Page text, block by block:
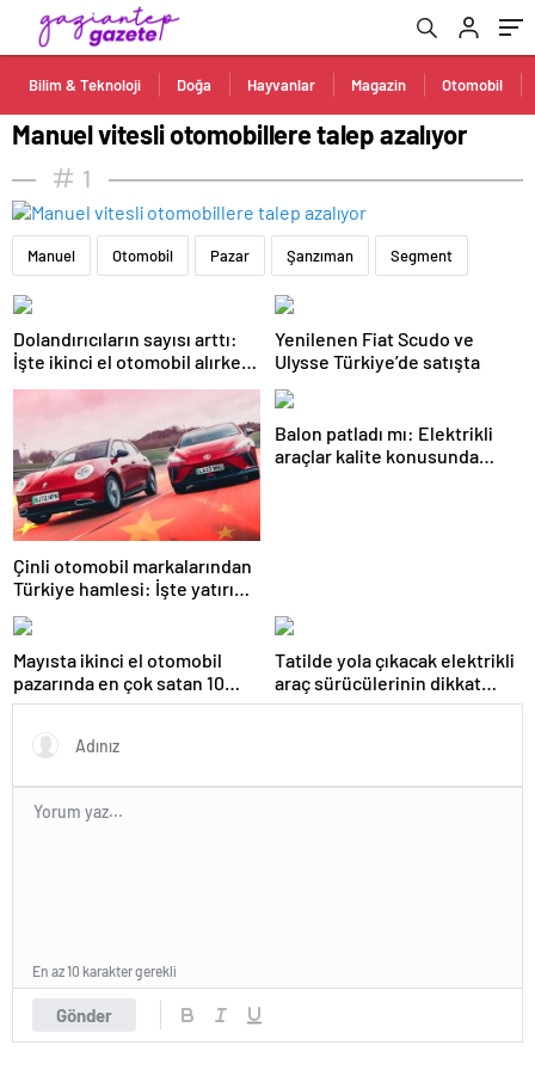
Bilim & Teknoloji Doğa Hayvanlar Magazin Otomobil
Manuel vitesli otomobillere talep azalıyor
1
Manuel Otomobil Pazar Şanzıman Segment
Dolandırıcıların sayısı arttı:
İşte ikinci el otomobil alırken
dikkat etmeniz gerekenler
Yenilenen Fiat Scudo ve
Ulysse Türkiye’de satışta
Çinli otomobil markalarından
Türkiye hamlesi: İşte yatırım
yapmaya sıcak bakan
üreticiler
Balon patladı mı: Elektrikli
araçlar kalite konusunda
Mayısta ikinci el otomobil
pazarında en çok satan 10
marka ve model
Tatilde yola çıkacak elektrikli
araç sürücülerinin dikkat
etmesi gereken 10 madde
Gönder
En az 10 karakter gerekli